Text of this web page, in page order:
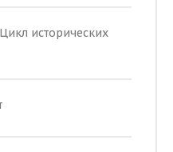
исторических